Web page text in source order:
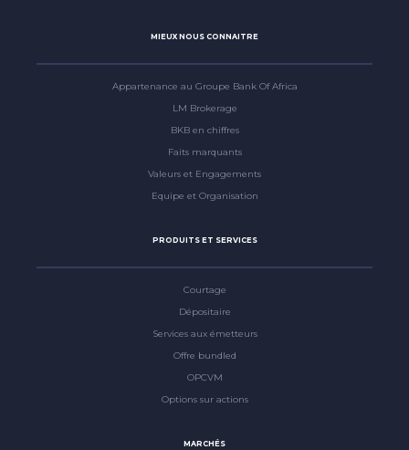
MIEUX NOUS CONNAITRE
Appartenance au Groupe Bank Of Africa
LM Brokerage
BKB en chiffres
Faits marquants
Valeurs et Engagements
Equipe et Organisation
PRODUITS ET SERVICES
Courtage
Dépositaire
Services aux émetteurs
Offre bundled
OPCVM
Options sur actions
MARCHÉS